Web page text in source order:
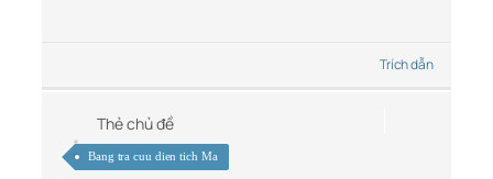
Trích dẫn
Thẻ chủ đề
Bang tra cuu dien tich Ma